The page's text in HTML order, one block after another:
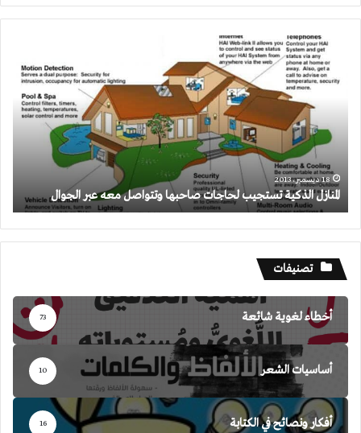
الذكية
تستجيب
وتتواصل
الجوال
18 ديسمبر، 2013
المنازل الذكية تستجيب لحاجات صاحبها وتتواصل معه عبر الجوال
تصنيفات
أخطاء لغوية شائعة 73
أساسيات الشعر 10
أفكار ونصائح في الكتابة 16